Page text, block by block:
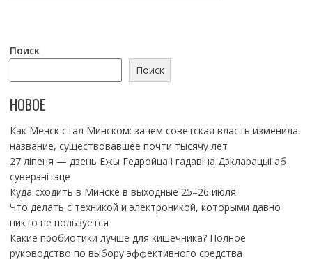
Поиск
Поиск
НОВОЕ
Как Менск стал Минском: зачем советская власть изменила
название, существовавшее почти тысячу лет
27 ліпеня — дзень Ежы Гедройца і гадавіна Дэкларацыі аб
суверэнітэце
Куда сходить в Минске в выходные 25–26 июля
Что делать с техникой и электроникой, которыми давно
никто не пользуется
Какие пробиотики лучше для кишечника? Полное
руководство по выбору эффективного средства